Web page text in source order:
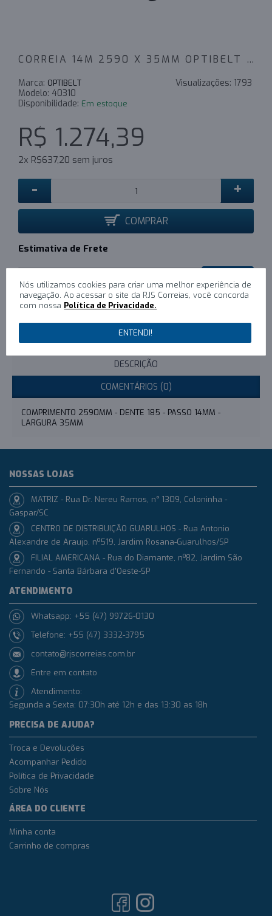
CORREIA 14M 2590 X 35MM OPTIBELT OMEGA
Visualizações: 1793
Marca: OPTIBELT
Modelo: 40310
Disponibilidade: Em estoque
R$ 1.274,39
2x R$637,20 sem juros
- +
COMPRAR
Estimativa de Frete
Escreva um comentário
DESCRIÇÃO
COMENTÁRIOS (0)
COMPRIMENTO 2590MM - DENTE 185 - PASSO 14MM -
LARGURA 35MM
Nós utilizamos cookies para criar uma melhor experiência de
navegação. Ao acessar o site da RJS Correias, você concorda
com nossa Política de Privacidade.
ENTENDI!
NOSSAS LOJAS
MATRIZ - Rua Dr. Nereu Ramos, n° 1309, Coloninha -
Gaspar/SC
CENTRO DE DISTRIBUIÇÃO GUARULHOS - Rua Antonio
Alexandre de Araujo, nº519, Jardim Rosana-Guarulhos/SP
FILIAL AMERICANA - Rua do Diamante, nº82, Jardim São
Fernando - Santa Bárbara d'Oeste-SP
ATENDIMENTO
Whatsapp: +55 (47) 99726-0130
Telefone: +55 (47) 3332-3795
contato@rjscorreias.com.br
Entre em contato
Atendimento:
Segunda a Sexta: 07:30h até 12h e das 13:30 as 18h
PRECISA DE AJUDA?
Troca e Devoluções
Acompanhar Pedido
Política de Privacidade
Sobre Nós
ÁREA DO CLIENTE
Minha conta
Carrinho de compras